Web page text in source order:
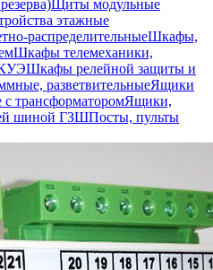
Щиты модульные
этажные
распределительныеШкафы,
Шкафы телемеханики,
Шкафы релейной защиты и
разветвительныеЯщики
трансформаторомЯщики,
шиной ГЗШПосты, пульты